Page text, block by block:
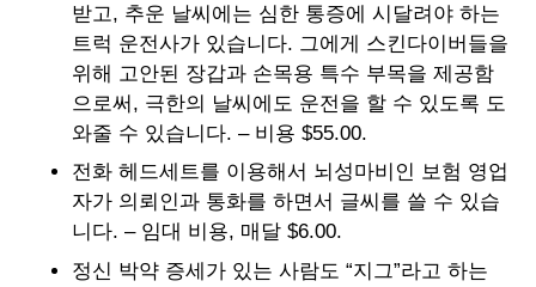
받고, 추운 날씨에는 심한 통증에 시달려야 하는
트럭 운전사가 있습니다. 그에게 스킨다이버들을
위해 고안된 장갑과 손목용 특수 부목을 제공함
으로써, 극한의 날씨에도 운전을 할 수 있도록 도
와줄 수 있습니다. – 비용 $55.00.
전화 헤드세트를 이용해서 뇌성마비인 보험 영업
자가 의뢰인과 통화를 하면서 글씨를 쓸 수 있습
니다. – 임대 비용, 매달 $6.00.
정신 박약 증세가 있는 사람도 “지그”라고 하는